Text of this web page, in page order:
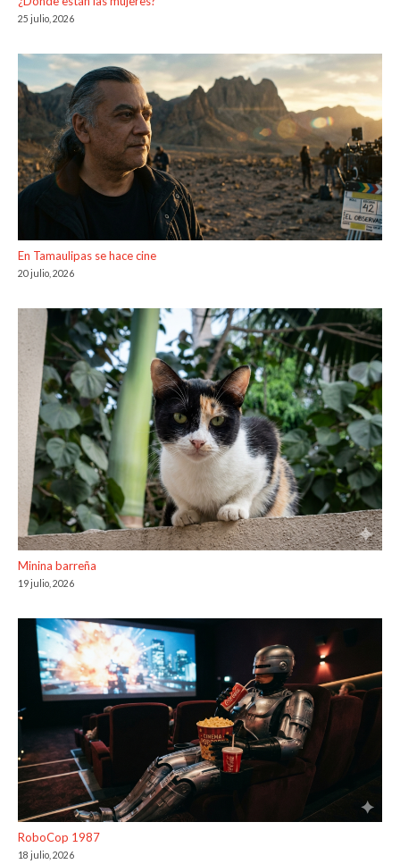
25 julio, 2026
En Tamaulipas se hace cine
20 julio, 2026
Minina barreña
19 julio, 2026
RoboCop 1987
18 julio, 2026